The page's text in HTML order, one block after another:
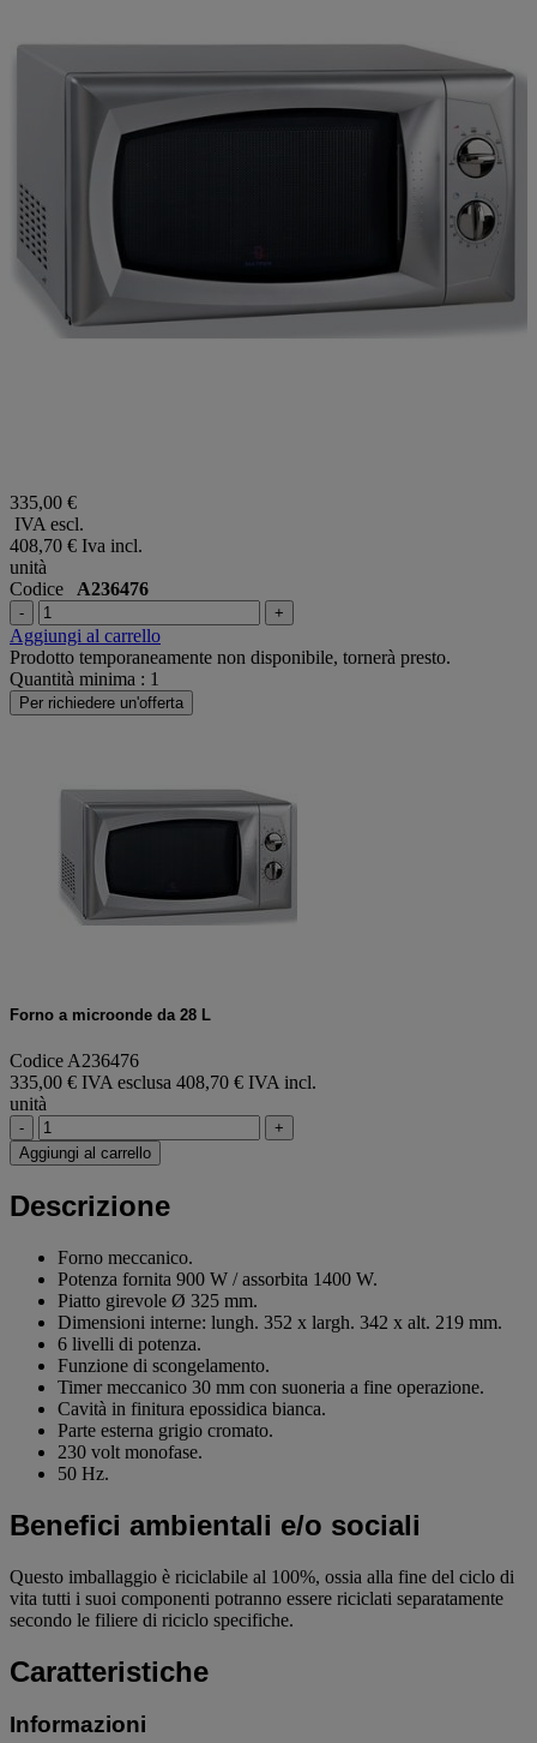
335,00 €
IVA escl.
408,70 € Iva incl.
unità
Codice A236476
- +
Aggiungi al carrello
Prodotto temporaneamente non disponibile, tornerà presto.
Quantità minima : 1
Per richiedere un'offerta
Forno a microonde da 28 L
Codice A236476
335,00 € IVA esclusa 408,70 € IVA incl.
unità
-
+
Aggiungi al carrello
Descrizione
Forno meccanico.
Potenza fornita 900 W / assorbita 1400 W.
Piatto girevole Ø 325 mm.
Dimensioni interne: lungh. 352 x largh. 342 x alt. 219 mm.
6 livelli di potenza.
Funzione di scongelamento.
Timer meccanico 30 mm con suoneria a fine operazione.
Cavità in finitura epossidica bianca.
Parte esterna grigio cromato.
230 volt monofase.
50 Hz.
Benefici ambientali e/o sociali
Questo imballaggio è riciclabile al 100%, ossia alla fine del ciclo di
vita tutti i suoi componenti potranno essere riciclati separatamente
secondo le filiere di riciclo specifiche.
Caratteristiche
Informazioni